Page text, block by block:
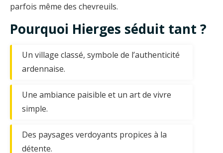
parfois même des chevreuils.
Pourquoi Hierges séduit tant ?
Un village classé, symbole de l’authenticité
ardennaise.
Une ambiance paisible et un art de vivre
simple.
Des paysages verdoyants propices à la
détente.